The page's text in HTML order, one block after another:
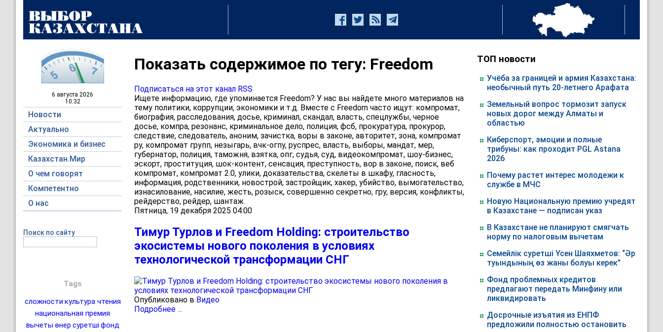
6 августа 2026
10:32
Новости
Актуально
Экономика и бизнес
Казахстан.Мир
О чем говорят
Компетентно
О нас
Поиск по сайту
Tags
сложности культура чтения
национальная премия
вычеты өнер суретшіфонд
Показать содержимое по тегу: Freedom
Подписаться на этот канал RSS
Ищете информацию, где упоминается Freedom? У нас вы найдете много материалов на
тему политики, коррупции, экономики и т.д. Вместе с Freedom часто ищут: компромат,
биография, расследования, досье, криминал, скандал, власть, спецлужбы, черное
досье, компра, резонанс, криминальное дело, полиция, фсб, прокуратура, прокурор,
следствие, следователь, аноним, зачистка, воры в законе, авторитет, зона, компромат
ру, компромат групп, незыгарь, вчк-огпу, руспрес, власть, выборы, мандат, мер,
губернатор, полиция, таможня, взятка, опг, судья, суд, видеокомпромат, шоу-бизнес,
эскорт, проституция, шок-контент, сенсация, преступность, вор в законе, поиск, веб
компромат, компромат 2.0, улики, доказательства, скелеты в шкафу, гласность,
информация, родственники, новострой, застройщик, хакер, убийство, вымогательство,
изнасилование, насилие, жесть, розыск, совершенно секретно, гру, версия, конфликты,
рейдерство, рейдер, шантаж.
Пятница, 19 декабря 2025 04:00
Тимур Турлов и Freedom Holding: строительство
экосистемы нового поколения в условиях
технологической трансформации СНГ
Опубликовано в Видео
Подробнее ...
ТОП новости
Учёба за границей и армия Казахстана:
необычный путь 20-летнего Арафата
Земельный вопрос тормозит запуск
новых дорог между Алматы и
областью
Киберспорт, эмоции и полные
трибуны: как проходит PGL Astana
2026
Почему растет интерес молодежи к
службе в МЧС
Новую Национальную премию учредят
в Казахстане — подписан указ
В Казахстане не планируют смягчать
норму по налоговым вычетам
Семейлік суретші Үсен Шаяхметов: “Әр
туындының өз жаны болуы керек”
Фонд проблемных кредитов
предлагают передать Минфину или
ликвидировать
Досрочные изъятия из ЕНПФ
предложили полностью остановить